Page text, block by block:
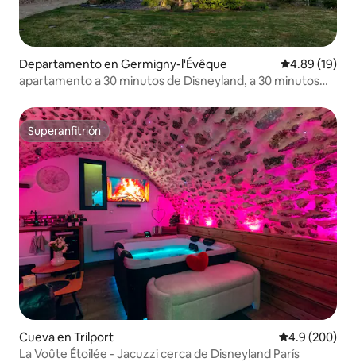
Departamento en Germigny-l'Évêque Calificación
4.89 (19)
apartamento a 30 minutos de Disneyland, a 30 minutos
Superanfitrión
Superanfitrión
Cueva en Trilport Calificación
4.9 (200)
La Voûte Étoilée - Jacuzzi cerca de Disneyland París